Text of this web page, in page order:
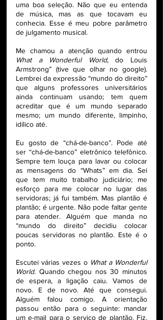
uma boa seleção. Não que eu entenda
de música, mas as que tocavam eu
conhecia. Esse é meu pobre parâmetro
de julgamento musical.
What a Wonderful World, do Louis
Armstrong” (tive que olhar no google).
Lembrei da expressão “mundo do direito”
que alguns professores universitários
ainda continuam usando; tem quem
acreditar que é um mundo separado
mesmo; um mundo diferente, limpinho,
idílico até.
Eu gosto de “chá-de-banco”. Pode até
ser “chá-de-banco” eletrônico telefônico.
Sempre tem louça para lavar ou colocar
as mensagens do “Whats” em dia. Sei
que tem muito trabalho judiciário; me
esforço para me colocar no lugar das
servidoras; já fui também. Mas plantão é
plantão; é urgente. Não pode faltar gente
para atender. Alguém que manda no
“mundo do direito” decidiu colocar
poucas servidoras no plantão. Este é o
ponto.
Escutei várias vezes o What a Wonderful
World. Quando chegou nos 30 minutos
de espera, a ligação caiu. Vamos de
novo. E de novo. Até que consegui.
Alguém falou comigo. A orientação
passou então para o seguinte: mandar
um e-mail para o serviço de plantão. Fiz,